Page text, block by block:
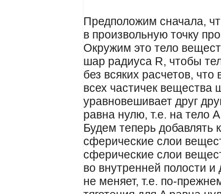
Предположим сначала,
в произвольную точку
Окружим это тело
шар радиуса R, чтобы
без всяких расчетов,
всех частичек вещества
уравновешивает друг
равна нулю, т.е. на тело
Будем теперь
сферические слои
сферические слои
во внутренней полости и
не меняет, т.е. по-